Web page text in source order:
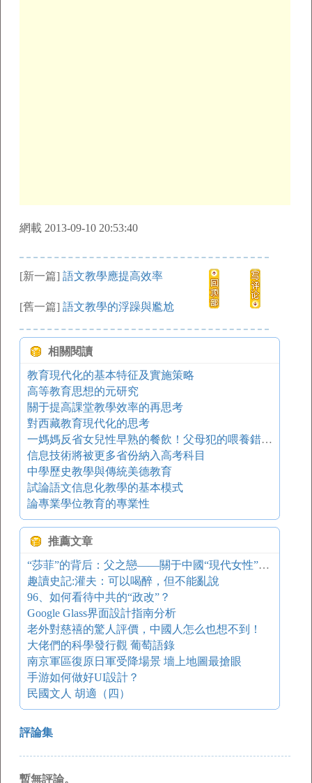
網載 2013-09-10 20:53:40
[新一篇] 語文教學應提高效率
[舊一篇] 語文教學的浮躁與尷尬
相關閱讀
教育現代化的基本特征及實施策略
高等教育思想的元研究
關于提高課堂教學效率的再思考
對西藏教育現代化的思考
一媽媽反省女兒性早熟的餐飲！父母犯的喂養錯誤，造成孩子一生痛苦！
信息技術將被更多省份納入高考科目
中學歷史教學與傳統美德教育
試論語文信息化教學的基本模式
論專業學位教育的專業性
推薦文章
“莎菲”的背后：父之戀——關于中國“現代女性”精神建構的一種解析
趣讀史記:灌夫：可以喝醉，但不能亂說
96、如何看待中共的“政改”？
Google Glass界面設計指南分析
老外對慈禧的驚人評價，中國人怎么也想不到！
大佬們的科學發行觀 葡萄語錄
南京軍區復原日軍受降場景 墻上地圖最搶眼
手游如何做好UI設計？
民國文人 胡適（四）
評論集
暫無評論。